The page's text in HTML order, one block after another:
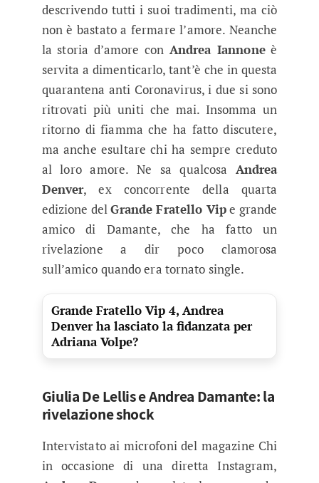
descrivendo tutti i suoi tradimenti, ma ciò
non è bastato a fermare l’amore. Neanche
la storia d’amore con Andrea Iannoneè
servita a dimenticarlo, tant’è che in questa
quarantena anti Coronavirus, i due si sono
ritrovati più uniti che mai. Insomma un
ritorno di fiamma che ha fatto discutere,
ma anche esultare chi ha sempre creduto
al loro amore. Ne sa qualcosa Andrea
Denver, ex concorrente della quarta
edizione delGrande Fratello Vipe grande
amico di Damante, che ha fatto un
rivelazione a dir poco clamorosa
sull’amico quando era tornato single.
Grande Fratello Vip 4, Andrea
Denver ha lasciato la fidanzata per
Adriana Volpe?
Giulia De Lellis e Andrea Damante: la
rivelazione shock
Intervistato ai microfoni del magazine Chi
in occasione di una diretta Instagram,